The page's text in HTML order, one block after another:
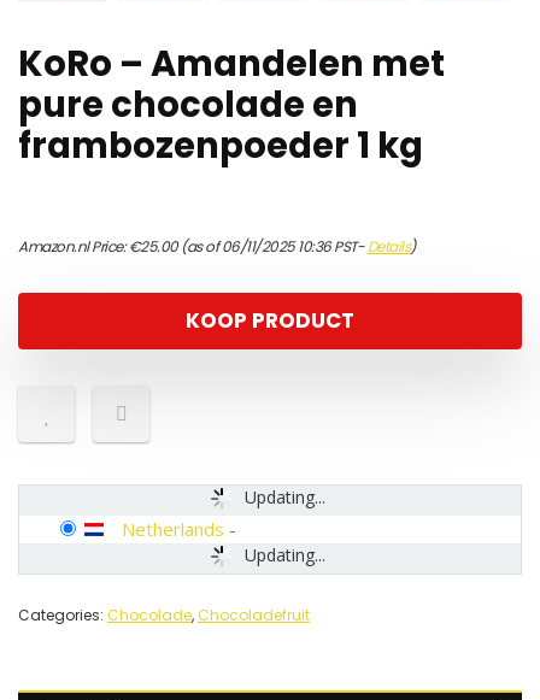
KoRo – Amandelen met
pure chocolade en
frambozenpoeder 1 kg
Amazon.nl Price:€25.00(as of 06/11/2025 10:36 PST-Details)
KOOP PRODUCT
Updating...
Updating...
Netherlands -
Categories: Chocolade,Chocoladefruit